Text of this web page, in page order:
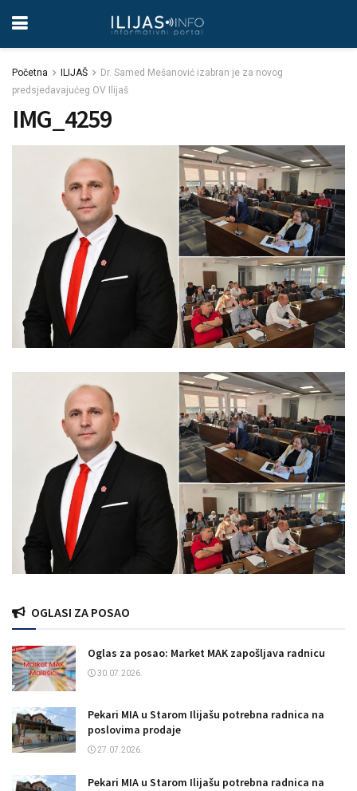
Početna ILIJAŠ
Dr. Samed Mešanović izabran je za novog
predsjedavajućeg OV Ilijaš
IMG_4259
OGLASI ZA POSAO
Oglas za posao: Market MAK zapošljava radnicu
30.07.2026.
Pekari MIA u Starom Ilijašu potrebna radnica na
poslovima prodaje
27.07.2026.
Pekari MIA u Starom Ilijašu potrebna radnica na